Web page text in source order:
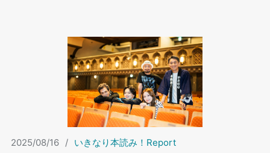
2025/08/16 / いきなり本読み！Report